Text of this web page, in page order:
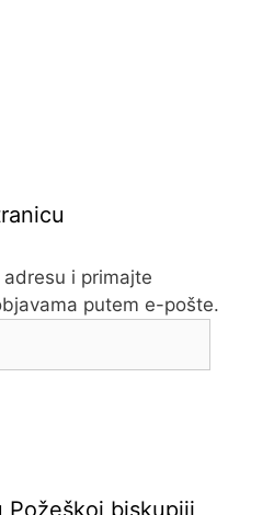
i primajte
putem e-pošte.